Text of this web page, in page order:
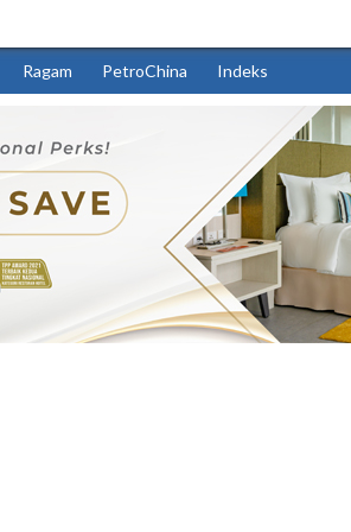
Ragam PetroChina Indeks